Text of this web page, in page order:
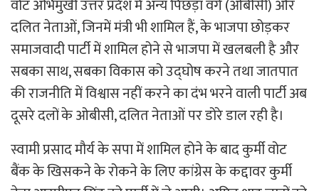
वोट अभिमुखी उत्तर प्रदेश में अन्य पिछड़ा वर्ग (ओबीसी) और
दलित नेताओं, जिनमें मंत्री भी शामिल हैं, के भाजपा छोड़कर
समाजवादी पार्टी में शामिल होने से भाजपा में खलबली है और
सबका साथ, सबका विकास को उद्घोष करने तथा जातपात
की राजनीति में विश्वास नहीं करने का दंभ भरने वाली पार्टी अब
दूसरे दलों के ओबीसी, दलित नेताओं पर डोरे डाल रही है।
स्वामी प्रसाद मौर्य के सपा में शामिल होने के बाद कुर्मी वोट
बैंक के खिसकने के रोकने के लिए कांग्रेस के कद्दावर कुर्मी